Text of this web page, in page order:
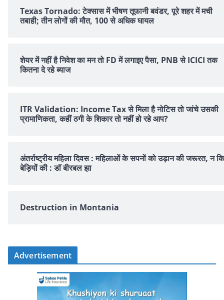
Texas Tornado: टेक्सास में भीषण तूफानी बवंडर, पूरे शहर में मची
तबाही; तीन लोगों की मौत, 100 से अधिक घायल
शेयर में नहीं है न‍िवेश का मन तो FD में लगाइए पैसा, PNB से ICICI तक
क‍ितना दे रहे ब्‍याज
ITR Validation: Income Tax से मिला है नोटिस तो जांचे उसकी
प्रामाणिकता, कहीं ठगी के शिकार तो नहीं हो रहे आप?
अंतर्राष्ट्रीय महिला दिवस : महिलाओं के सपनों को उड़ान की जरूरत, न कि
बेड़ियों की : डॉ बीरबल झा
Destruction in Montania
Advertisement